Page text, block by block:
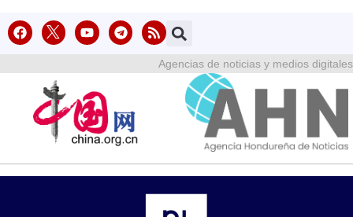
Agencias de noticias y medios digitales